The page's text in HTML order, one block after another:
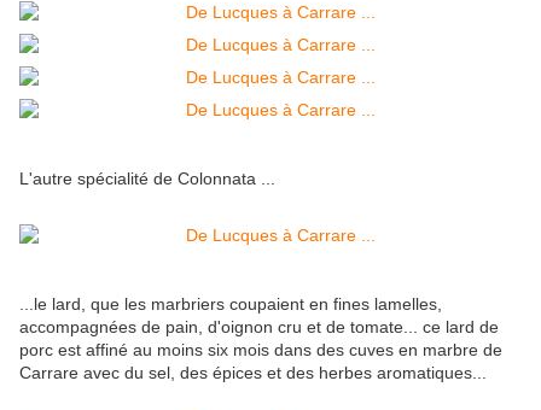
L'autre spécialité de Colonnata ...
...le lard, que les marbriers coupaient en fines lamelles,
accompagnées de pain, d'oignon cru et de tomate... ce lard de
porc est affiné au moins six mois dans des cuves en marbre de
Carrare avec du sel, des épices et des herbes aromatiques...